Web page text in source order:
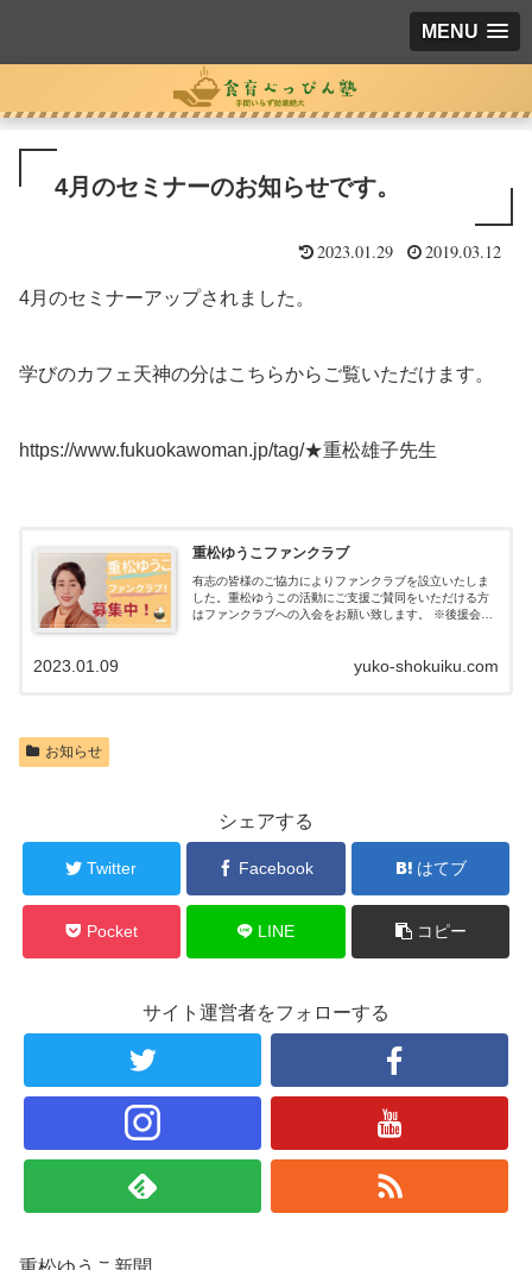
MENU
4月のセミナーのお知らせです。
2023.01.29 2019.03.12
4月のセミナーアップされました。
学びのカフェ天神の分はこちらからご覧いただけます。
https://www.fukuokawoman.jp/tag/★重松雄子先生
重松ゆうこファンクラブ
有志の皆様のご協力によりファンクラブを設立いたしま
した。重松ゆうこの活動にご支援ご賛同をいただける方
はファンクラブへの入会をお願い致します。 ※後援会入
yuko-shokuiku.com
2023.01.09
お知らせ
シェアする
Twitter Facebook はてブ
Pocket LINE コピー
サイト運営者をフォローする